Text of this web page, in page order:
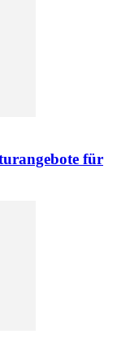
für